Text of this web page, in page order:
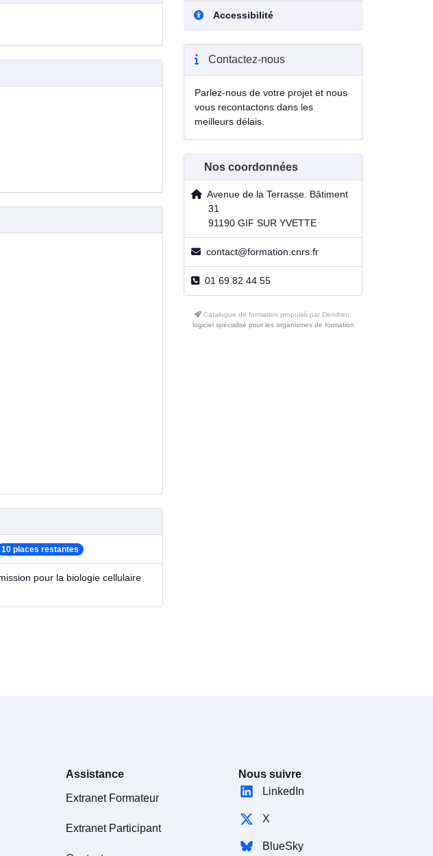
10 places restantes
pour la biologie cellulaire
Accessibilité
Contactez-nous
Parlez-nous de votre projet et nous
vous recontactons dans les
meilleurs délais.
Nos coordonnées
Avenue de la Terrasse. Bâtiment
31
91190 GIF SUR YVETTE
contact@formation.cnrs.fr
01 69 82 44 55
Catalogue de formation propulsé par Dendreo,
logiciel spécialisé pour les organismes de formation
Assistance
Extranet Formateur
Extranet Participant
Nous suivre
LinkedIn
X
BlueSky